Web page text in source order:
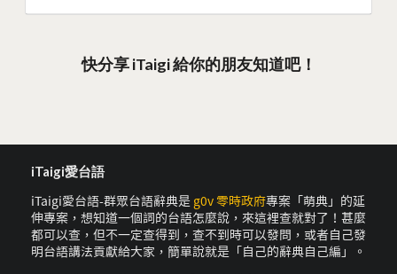
快分享 iTaigi 給你的朋友知道吧！
iTaigi愛台語
iTaigi愛台語-群眾台語辭典是 g0v 零時政府專案「萌典」的延
伸專案，想知道一個詞的台語怎麼說，來這裡查就對了！甚麼
都可以查，但不一定查得到，查不到時可以發問，或者自己發
明台語講法貢獻給大家，簡單說就是「自己的辭典自己編」。